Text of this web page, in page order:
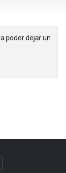
poder dejar un